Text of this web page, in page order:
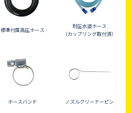
標準付属高圧ホース
耐圧水道ホース
（カップリング取付済）
ホースバンド ノズルクリーナーピン